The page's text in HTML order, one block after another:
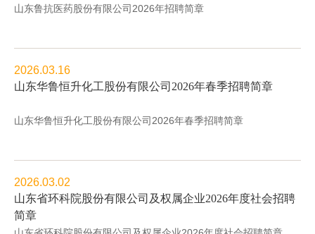
山东鲁抗医药股份有限公司2026年招聘简章
2026.03.16
山东华鲁恒升化工股份有限公司2026年春季招聘简章
山东华鲁恒升化工股份有限公司2026年春季招聘简章
2026.03.02
山东省环科院股份有限公司及权属企业2026年度社会招聘
简章